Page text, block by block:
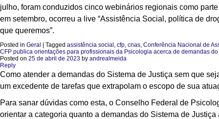
julho, foram conduzidos cinco webinários regionais como
em setembro, ocorreu a live “Assistência Social, política de
que queremos”.
Posted in Geral Tagged assistência social , cfp, cnas, Conferência Nacional de
CFP publica orientações para profissionais da Psicologia acerca de demandas
Posted on 25 de abril de 2023 by andrealmeida
Reply
Como atender a demandas do Sistema de Justiça sem que
um excedente de tarefas que extrapolam o escopo de sua
Para sanar dúvidas como esta, o Conselho Federal de
orientar a categoria quanto a demandas do Sistema de